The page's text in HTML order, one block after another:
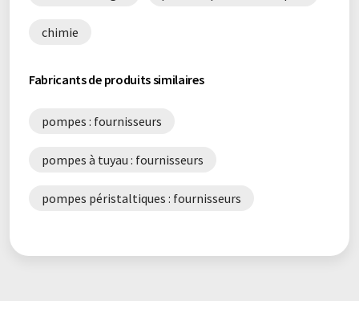
chimie
Fabricants de produits similaires
pompes : fournisseurs
pompes à tuyau : fournisseurs
pompes péristaltiques : fournisseurs